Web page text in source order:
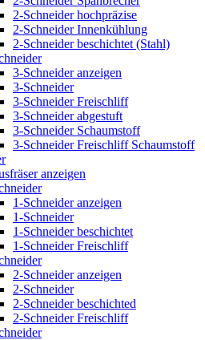
2-Schneider hochpräzise
2-Schneider Innenkühlung
2-Schneider beschichtet (Stahl)
3-Schneider anzeigen
3-Schneider
3-Schneider Freischliff
3-Schneider abgestuft
3-Schneider Schaumstoff
3-Schneider Freischliff Schaumstoff
anzeigen
1-Schneider anzeigen
1-Schneider
1-Schneider beschichtet
1-Schneider Freischliff
2-Schneider anzeigen
2-Schneider
2-Schneider beschichted
2-Schneider Freischliff